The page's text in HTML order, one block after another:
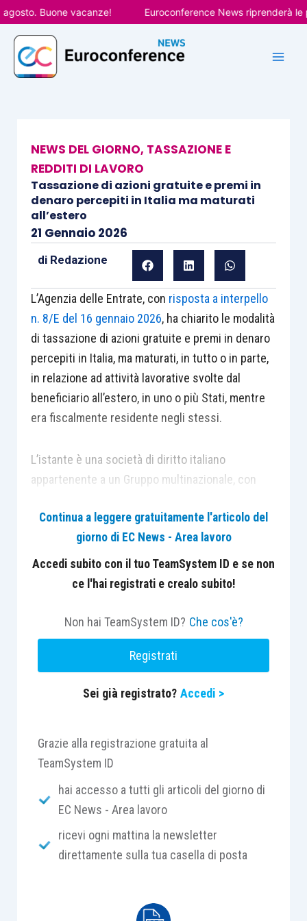
Vai
al
contenuto
Buone vacanze! Euroconference News riprenderà le
NEWS DEL GIORNO, TASSAZIONE E
REDDITI DI LAVORO
Tassazione di azioni gratuite e premi in
denaro percepiti in Italia ma maturati
all’estero
21 Gennaio 2026
di Redazione
L’Agenzia delle Entrate, con risposta a interpello
n. 8/E del 16 gennaio 2026, ha chiarito le modalità
di tassazione di azioni gratuite e premi in denaro
percepiti in Italia, ma maturati, in tutto o in parte,
in relazione ad attività lavorative svolte dal
beneficiario all’estero, in uno o più Stati, mentre
era fiscalmente residente negli stessi.
L’istante è una società di diritto italiano
appartenente a un Gruppo multinazionale, con
madre, al fine di coinvolgere i dipendenti nei
progetti e nello sviluppo del Gruppo, ha attuato
piani di incentivazione azionari e monetari,
prevedendo l’attribuzione di un compenso in
periodo di maturazione e al verificarsi di
determinate condizioni:
periodo (piano Alfa), che prevede
numero delle proprie azioni a determinati
dipendenti della società o delle società
termine del periodo quadriennale di
maturazione, previa soddisfazione delle
condizioni di performance previste dal
piano e del mantenimento, fino al termine
i beneficiari del piano figurano anche
Continua a leggere gratuitamente l'articolo del
giorno di EC News - Area lavoro
Accedi subito con il tuo TeamSystem ID e se non
ce l'hai registrati e crealo subito!
Non hai TeamSystem ID? Che cos'è?
Registrati
Sei già registrato? Accedi >
Grazie alla registrazione gratuita al
TeamSystem ID
hai accesso a tutti gli articoli del giorno di
EC News - Area lavoro
ricevi ogni mattina la newsletter
direttamente sulla tua casella di posta